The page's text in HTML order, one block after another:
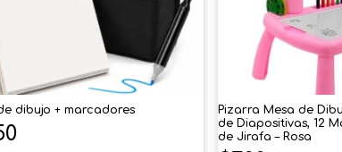
dibujo + marcadores
Pizarra Mesa de
de Diapositivas, 12
de Jirafa – Rosa